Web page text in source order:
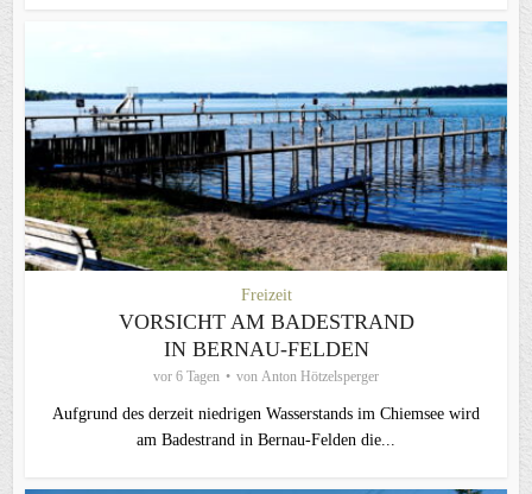
Freizeit
VORSICHT AM BADESTRAND
IN BERNAU-FELDEN
vor 6 Tagen von Anton Hötzelsperger
Aufgrund des derzeit niedrigen Wasserstands im Chiemsee wird
am Badestrand in Bernau-Felden die...